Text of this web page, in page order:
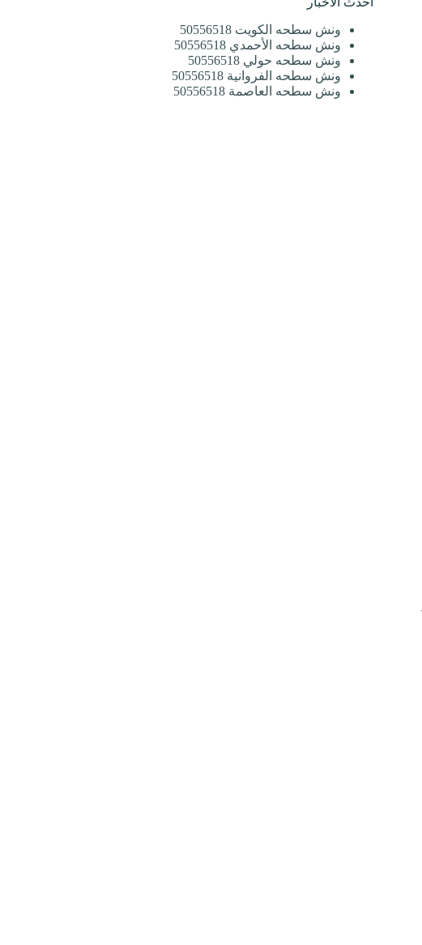
ونش سطحه الكويت 50556518
ونش سطحه الأحمدي 50556518
ونش سطحه حولي 50556518
ونش سطحه الفروانية 50556518
ونش سطحه العاصمة 50556518